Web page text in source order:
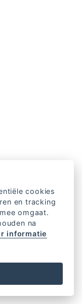
cookies
en tracking
omgaat.
na
informatie